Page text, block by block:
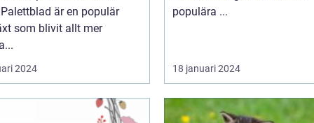
som blivit allt mer
2024
populära ...
18 januari 2024